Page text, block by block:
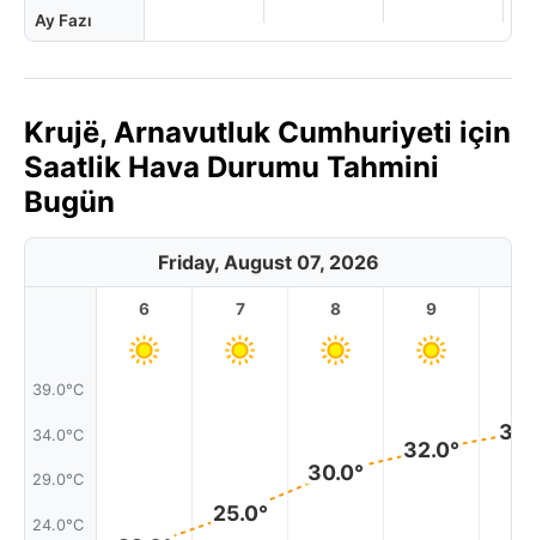
Ay Fazı
Krujë, Arnavutluk Cumhuriyeti için
Saatlik Hava Durumu Tahmini
Bugün
Friday, August 07, 2026
39.0°C
34.0°C
29.0°C
24.0°C
6 7
25.0°
8
30.0°
9
32.0°